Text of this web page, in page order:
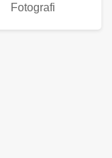
Fotografi